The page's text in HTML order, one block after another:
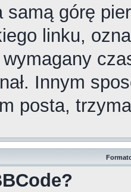
samą górę
linku,
wymagany
Innym
posta,